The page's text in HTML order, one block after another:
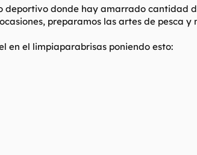
deportivo donde hay amarrado cantidad
preparamos las artes de pesca y
en el limpiaparabrisas poniendo esto: